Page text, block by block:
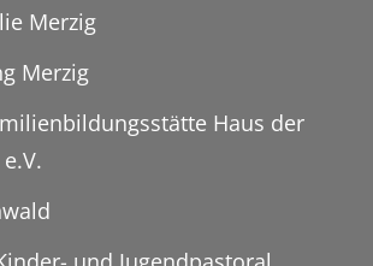
Merzig
Merzig
Haus der